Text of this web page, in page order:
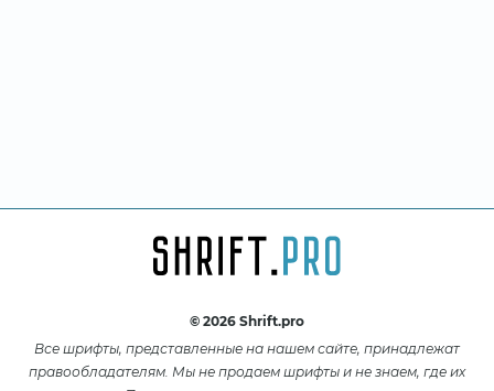
© 2026 Shrift.pro
Все шрифты, представленные на нашем сайте, принадлежат
правообладателям. Мы не продаем шрифты и не знаем, где их